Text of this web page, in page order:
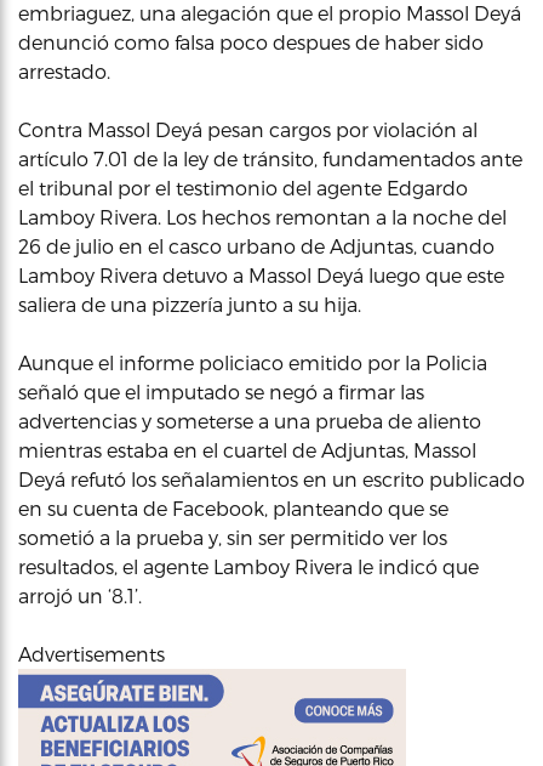
embriaguez, una alegación que el propio Massol Deyá
denunció como falsa poco despues de haber sido
arrestado.
Contra Massol Deyá pesan cargos por violación al
artículo 7.01 de la ley de tránsito, fundamentados ante
el tribunal por el testimonio del agente Edgardo
Lamboy Rivera. Los hechos remontan a la noche del
26 de julio en el casco urbano de Adjuntas, cuando
Lamboy Rivera detuvo a Massol Deyá luego que este
saliera de una pizzería junto a su hija.
Aunque el informe policiaco emitido por la Policia
señaló que el imputado se negó a firmar las
advertencias y someterse a una prueba de aliento
mientras estaba en el cuartel de Adjuntas, Massol
Deyá refutó los señalamientos en un escrito publicado
en su cuenta de Facebook, planteando que se
sometió a la prueba y, sin ser permitido ver los
resultados, el agente Lamboy Rivera le indicó que
arrojó un ‘8.1’.
Advertisements